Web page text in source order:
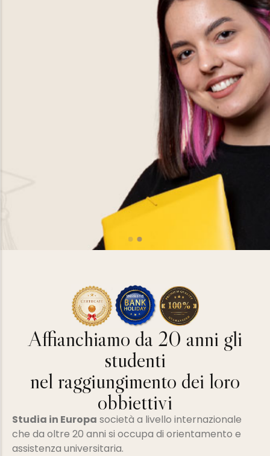
Affianchiamo da 20 anni gli
studenti
nel raggiungimento dei loro
obbiettivi
Studia in Europa società a livello internazionale
che da oltre 20 anni si occupa di orientamento e
assistenza universitaria.